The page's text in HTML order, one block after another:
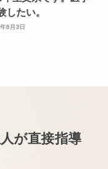
したい。
8月3日
が直接指導